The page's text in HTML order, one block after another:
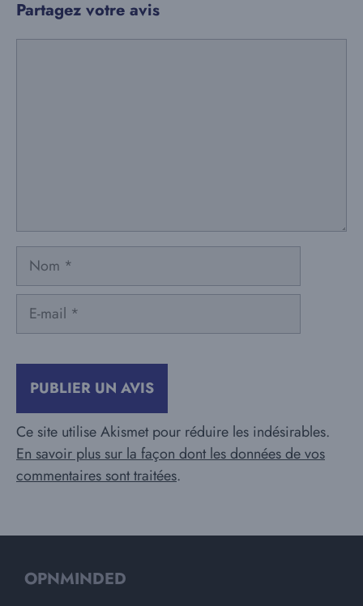
Partagez votre avis
Nom
mail
Ce site utilise Akismet pour réduire les indésirables.
En savoir plus sur la façon dont les données de vos
commentaires sont traitées.
OPNMINDED